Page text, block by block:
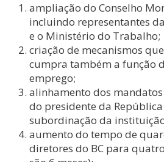
ampliação do Conselho
incluindo representantes
e o Ministério do Trabalho;
criação de mecanismos
cumpra também a função
emprego;
alinhamento dos
do presidente da
subordinação da
aumento do tempo de
diretores do BC para